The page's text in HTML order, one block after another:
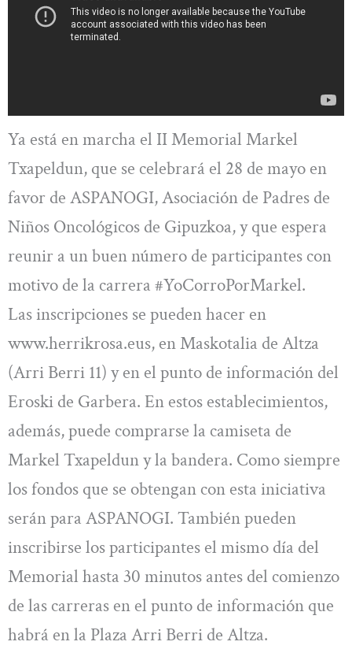
Ya está en marcha el II Memorial Markel
Txapeldun, que se celebrará el 28 de mayo en
favor de ASPANOGI, Asociación de Padres de
Niños Oncológicos de Gipuzkoa, y que espera
reunir a un buen número de participantes con
motivo de la carrera #YoCorroPorMarkel.
Las inscripciones se pueden hacer en
www.herrikrosa.eus, en Maskotalia de Altza
(Arri Berri 11) y en el punto de información del
Eroski de Garbera. En estos establecimientos,
además, puede comprarse la camiseta de
Markel Txapeldun y la bandera. Como siempre
los fondos que se obtengan con esta iniciativa
serán para ASPANOGI. También pueden
inscribirse los participantes el mismo día del
Memorial hasta 30 minutos antes del comienzo
de las carreras en el punto de información que
habrá en la Plaza Arri Berri de Altza.